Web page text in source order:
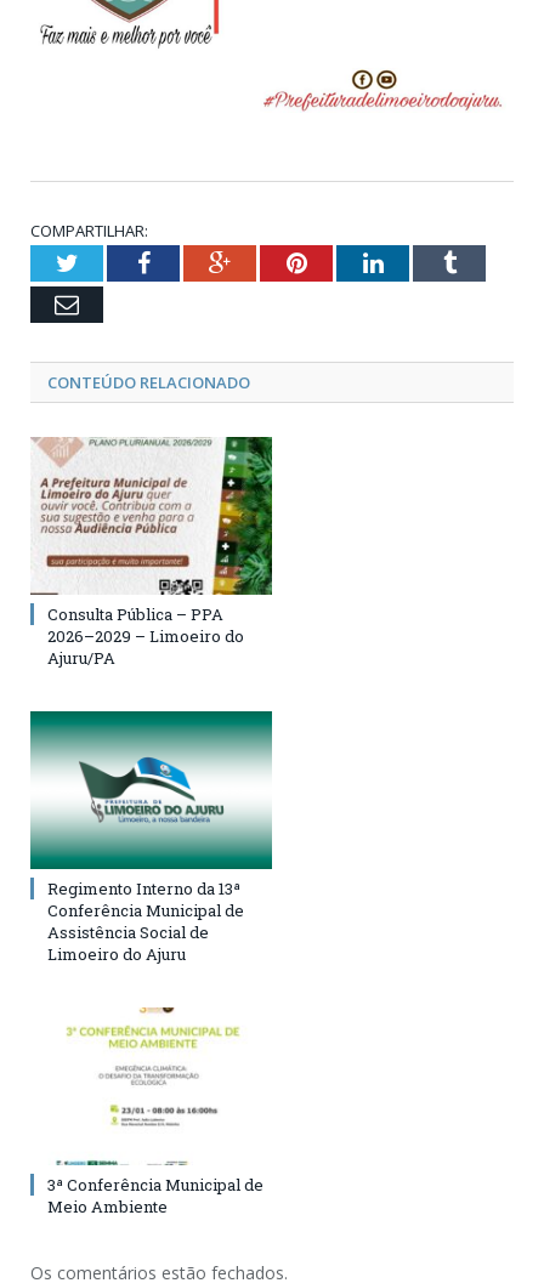
COMPARTILHAR:
TwitterFacebookGoogle+PinterestLinkedInTumblr
Email
CONTEÚDO RELACIONADO
Consulta Pública – PPA
2026–2029 – Limoeiro do
Ajuru/PA
Regimento Interno da 13ª
Conferência Municipal de
Assistência Social de
Limoeiro do Ajuru
3ª Conferência Municipal de
Meio Ambiente
Os comentários estão fechados.